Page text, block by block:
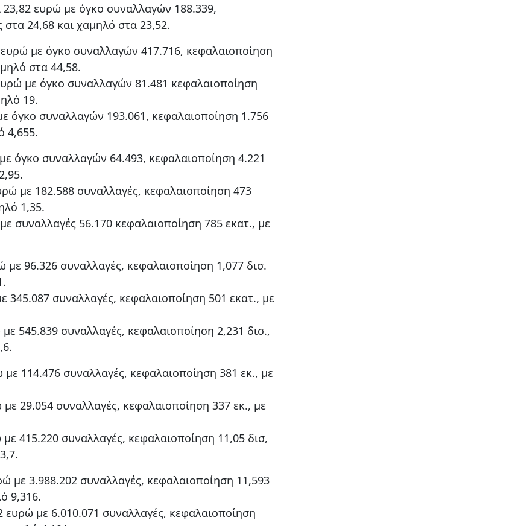
ευρώ με όγκο συναλλαγών 188.339,
24,68 και χαμηλό στα 23,52.
με όγκο συναλλαγών 417.716, κεφαλαιοποίηση
στα 44,58.
με όγκο συναλλαγών 81.481 κεφαλαιοποίηση
19.
όγκο συναλλαγών 193.061, κεφαλαιοποίηση 1.756
4,655.
όγκο συναλλαγών 64.493, κεφαλαιοποίηση 4.221
με 182.588 συναλλαγές, κεφαλαιοποίηση 473
1,35.
συναλλαγές 56.170 κεφαλαιοποίηση 785 εκατ., με
96.326 συναλλαγές, κεφαλαιοποίηση 1,077 δισ.
345.087 συναλλαγές, κεφαλαιοποίηση 501 εκατ., με
545.839 συναλλαγές, κεφαλαιοποίηση 2,231 δισ.,
114.476 συναλλαγές, κεφαλαιοποίηση 381 εκ., με
29.054 συναλλαγές, κεφαλαιοποίηση 337 εκ., με
415.220 συναλλαγές, κεφαλαιοποίηση 11,05 δισ,
με 3.988.202 συναλλαγές, κεφαλαιοποίηση 11,593
9,316.
με 6.010.071 συναλλαγές, κεφαλαιοποίηση